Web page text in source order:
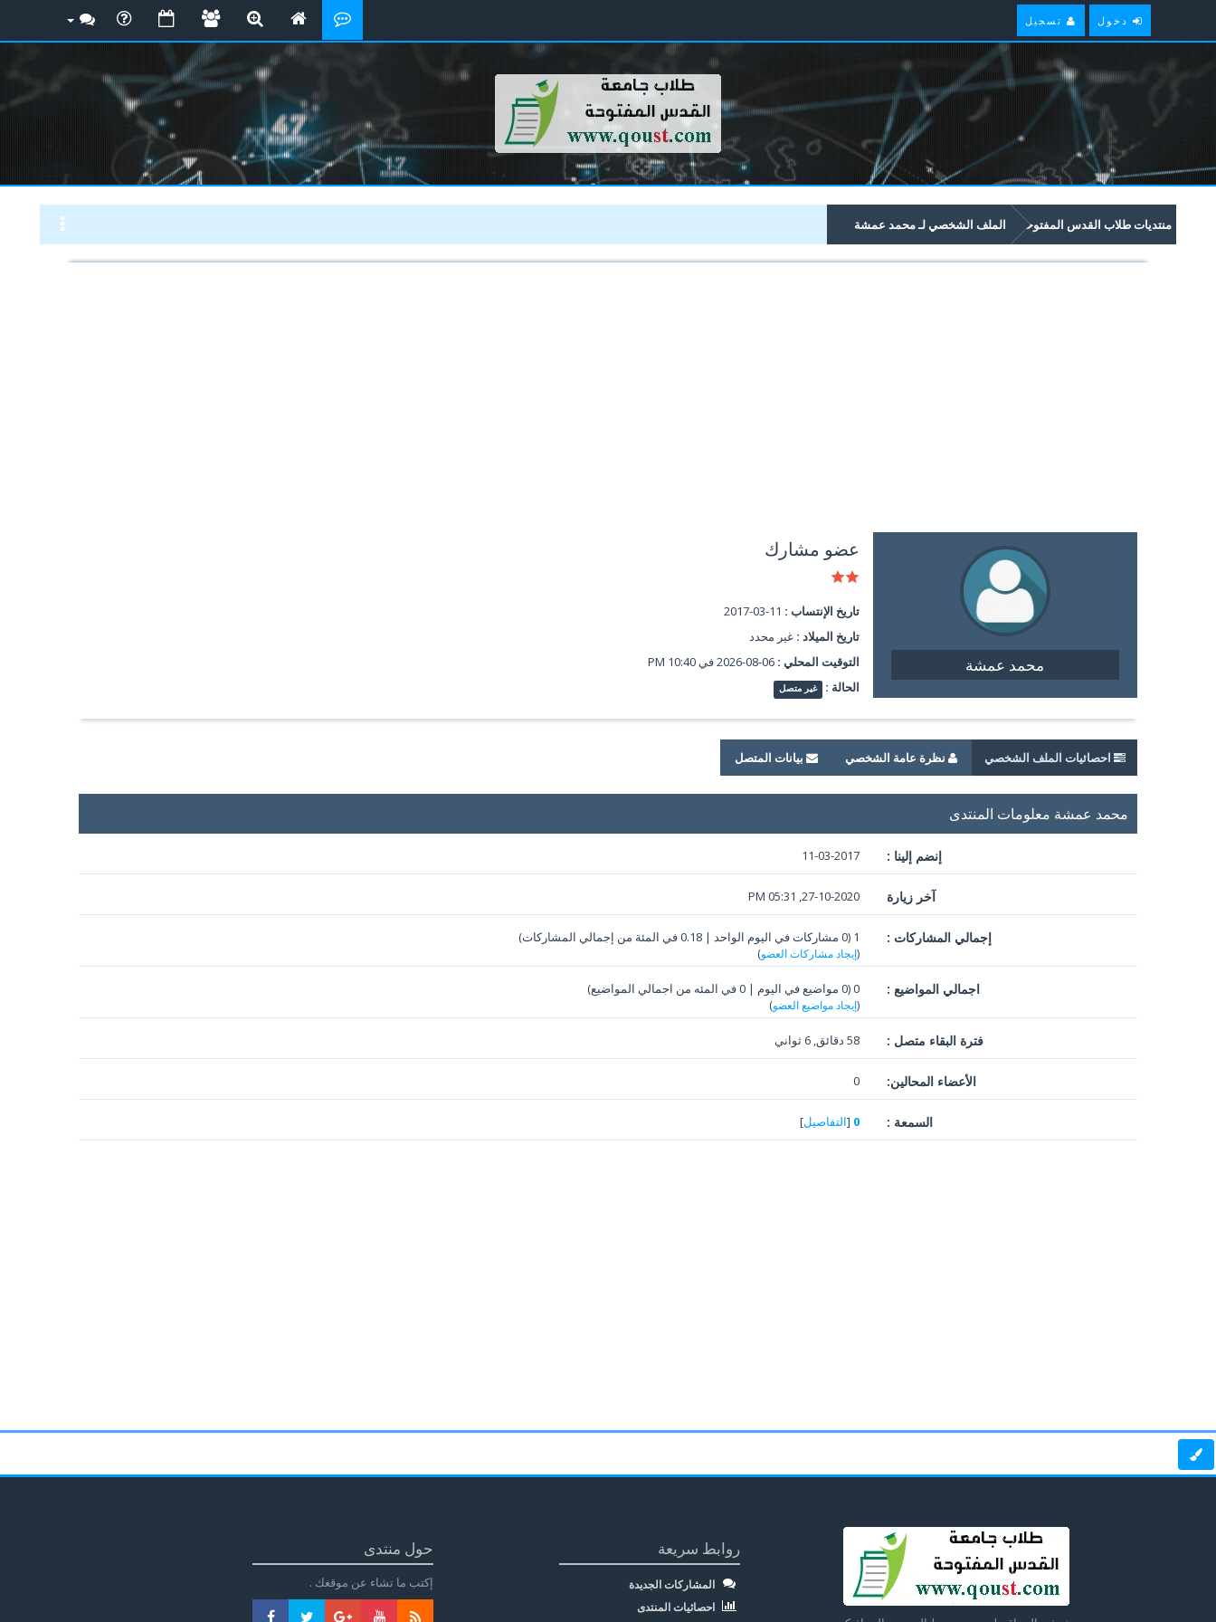
دخول تسجيل
منتديات طلاب القدس المفتوحة الملف الشخصي لـ محمد عمشة
محمد عمشة
عضو مشارك
تاريخ الإنتساب :
تاريخ الميلاد : غير محدد
التوقيت المحلي : 06-08-2026 في 10:40 PM
الحالة :
غير متصل
احصائيات الملف الشخصي نظرة عامة الشخصي بيانات المتصل
محمد عمشة معلومات المنتدى
إنضم إلينا : 11-03-2017
آخر زيارة 27-10-2020, 05:31 PM
إجمالي المشاركات : 1 (0 مشاركات في اليوم الواحد | 0.18 في المئة من إجمالي المشاركات)
(إيجاد مشاركات العضو)
اجمالي المواضيع : 0 (0 مواضيع في اليوم | 0 في المئه من اجمالي المواضيع)
(إيجاد مواضيع العضو)
فترة البقاء متصل : 58 دقائق, 6 ثواني
الأعضاء المحالين: 0
السمعة : 0
[التفاصيل]
روابط سريعة
المشاركات الجديدة
احصائيات المنتدى
حول منتدى
إكتب ما تشاء عن موقغك .